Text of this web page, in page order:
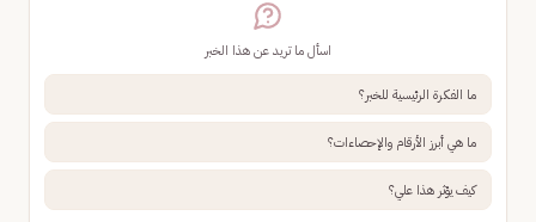
اسأل ما تريد عن هذا الخبر
ما الفكرة الرئيسية للخبر؟
ما هي أبرز الأرقام والإحصاءات؟
كيف يؤثر هذا علي؟